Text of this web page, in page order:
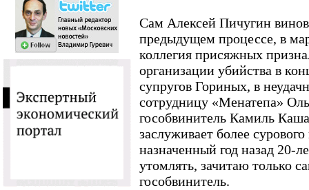
Сам Алексей Пичугин
предыдущем процессе, в
коллегия присяжных
организации убийства в
супругов Гориных, в
сотрудницу «Менатепа»
гособвинитель Камиль
заслуживает более
назначенный год назад 20-
утомлять, зачитаю только
гособвинитель.